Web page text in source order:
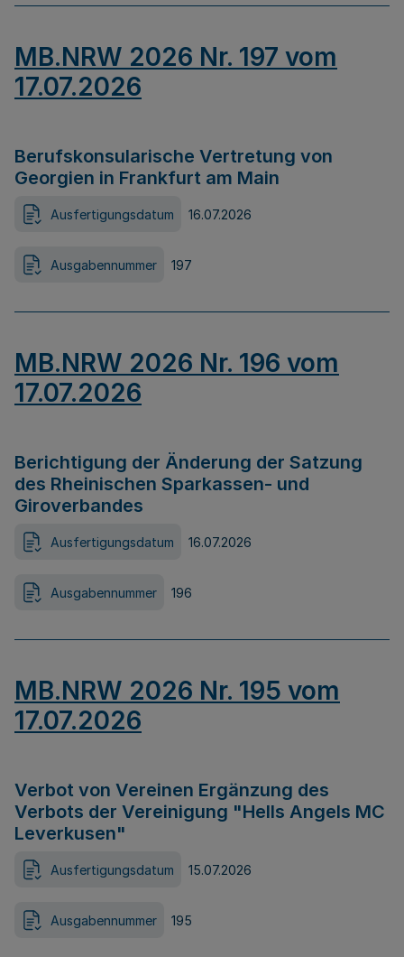
MB.NRW 2026 Nr. 197 vom
17.07.2026
Berufskonsularische Vertretung von
Georgien in Frankfurt am Main
Ausfertigungsdatum 16.07.2026
Ausgabennummer 197
MB.NRW 2026 Nr. 196 vom
17.07.2026
Berichtigung der Änderung der Satzung
des Rheinischen Sparkassen- und
Giroverbandes
Ausfertigungsdatum 16.07.2026
Ausgabennummer 196
MB.NRW 2026 Nr. 195 vom
17.07.2026
Verbot von Vereinen Ergänzung des
Verbots der Vereinigung "Hells Angels MC
Leverkusen"
Ausfertigungsdatum 15.07.2026
Ausgabennummer 195